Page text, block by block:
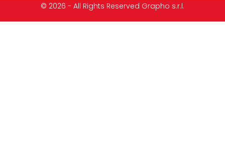
© 2026 - All Rights Reserved Grapho s.r.l.